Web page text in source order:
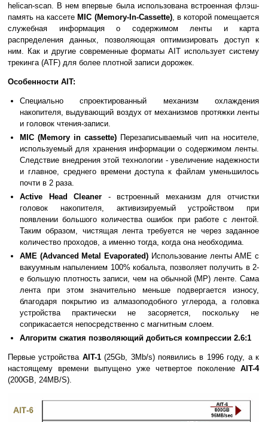
helican-scan. В нем впервые была использована встроенная флэш-
память на кассете MIC (Memory-In-Cassette), в которой помещается
служебная информация о содержимом ленты и карта
распределения данных, позволяющая оптимизировать доступ к
ним. Как и другие современные форматы AIT использует систему
трекинга (ATF) для более плотной записи дорожек.
Особенности AIT:
Специально спроектированный механизм охлаждения
накопителя, выдувающий воздух от механизмов протяжки ленты
и головок чтения-записи.
MIC (Memory in cassette) Перезаписываемый чип на носителе,
используемый для хранения информации о содержимом ленты.
Следствие внедрения этой технологии - увеличение надежности
и главное, среднего времени доступа к файлам уменьшилось
почти в 2 раза.
Active Head Cleaner - встроенный механизм для отчистки
головок накопителя, активизируемый устройством при
появлении большого количества ошибок при работе с лентой.
Таким образом, чистящая лента требуется не через заданное
количество проходов, а именно тогда, когда она необходима.
AME (Advanced Metal Evaporated) Использование ленты AME c
вакуумным напылением 100% кобальта, позволяет получить в 2-
е большую плотность записи, чем на обычной (MP) ленте. Сама
лента при этом значительно меньше подвергается износу,
благодаря покрытию из алмазоподобного углерода, а головка
устройства практически не засоряется, поскольку не
соприкасается непосредственно с магнитным слоем.
Алгоритм сжатия позволяющий добиться компрессии 2.6:1
Первые устройства AIT-1(25Gb, 3Mb/s) появились в 1996 году, а к
настоящему времени выпущено уже четвертое поколение AIT-4
(200GB, 24MB/S).